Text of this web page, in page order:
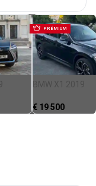
PRÉMIUM
BMW X1 2019
€ 19 500